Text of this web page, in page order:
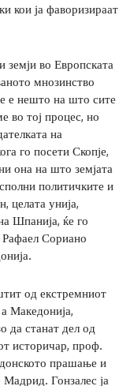
кои ја фаворизираат
земји во Европската
мнозинство
е нешто на што сите
во тој процес, но
на
го посети Скопје,
она на што земјата
политичките и
целата унија,
Шпанија, ќе го
Рафаел Сориано
од екстремниот
Македонија,
да станат дел од
историчар, проф.
прашање и
Гонзалес ја